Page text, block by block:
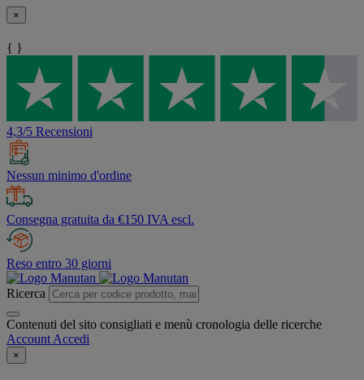
×
{ }
4,3/5 Recensioni
Nessun minimo d'ordine
Consegna gratuita da €150 IVA escl.
Reso entro 30 giorni
Ricerca
Contenuti del sito consigliati e menù cronologia delle ricerche
Account Accedi
×